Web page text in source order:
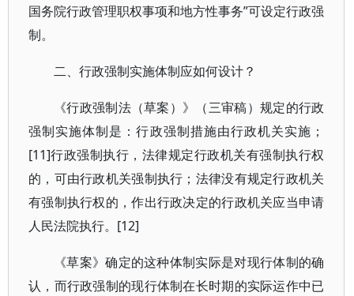
国务院行政管理职权事项和地方性事务”可设定行政强
制。
二、行政强制实施体制应如何设计？
《行政强制法（草案）》（三审稿）规定的行政
强制实施体制是：行政强制措施由行政机关实施；
[11]行政强制执行，法律规定行政机关有强制执行权
的，可由行政机关强制执行；法律没有规定行政机关
有强制执行权的，作出行政决定的行政机关应当申请
人民法院执行。[12]
《草案》确定的这种体制实际是对现行体制的确
认，而行政强制的现行体制在长时期的实际运作中已